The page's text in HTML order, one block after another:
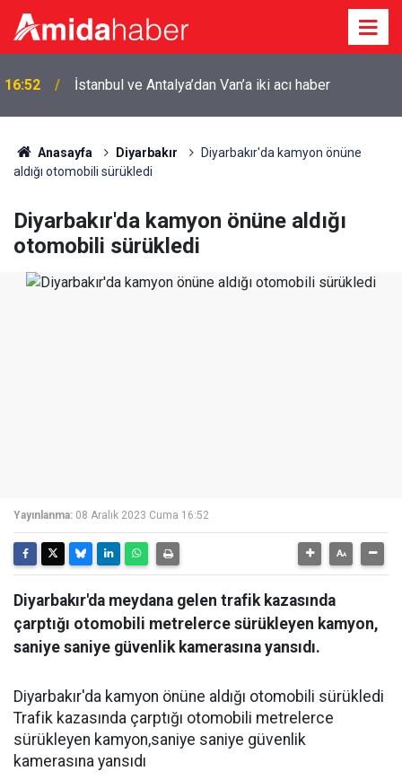
16:52 İstanbul ve Antalya’dan Van’a iki acı haber
Anasayfa Diyarbakır
Diyarbakır'da kamyon önüne
aldığı otomobili sürükledi
Diyarbakır'da kamyon önüne aldığı
otomobili sürükledi
Yayınlanma: 08 Aralık 2023 Cuma 16:52
Diyarbakır'da meydana gelen trafik kazasında
çarptığı otomobili metrelerce sürükleyen kamyon,
saniye saniye güvenlik kamerasına yansıdı.
Diyarbakır'da kamyon önüne aldığı otomobili sürükledi
Trafik kazasında çarptığı otomobili metrelerce
sürükleyen kamyon,saniye saniye güvenlik
kamerasına yansıdı